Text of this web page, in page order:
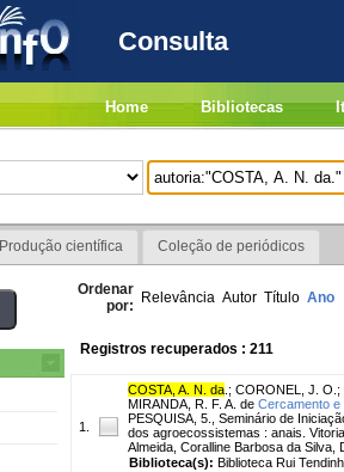
Consulta
Home Bibliotecas
Produção científica Coleção de periódicos
Ordenar
por: Relevância Autor Título Ano
Registros recuperados : 211
1.
COSTA, A. N. da ; CORONEL, J. O. ;
MIRANDA, R. F. A. de Cercamento e
PESQUISA, 5., Seminário de
dos agroecossistemas : anais.
Almeida, Coralline Barbosa da
Biblioteca(s): Biblioteca Rui